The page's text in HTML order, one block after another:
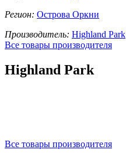
Регион: Острова Оркни
Производитель: Highland Park
Все товары производителя
Highland Park
Все товары производителя